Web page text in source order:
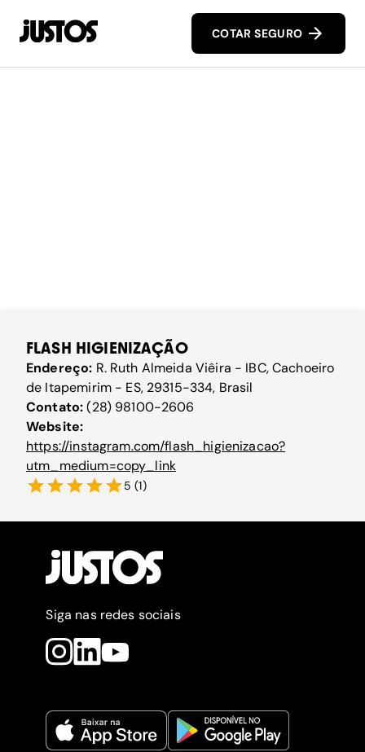
COTAR SEGURO
FLASH HIGIENIZAÇÃO
Endereço: R. Ruth Almeida Viêira - IBC, Cachoeiro
de Itapemirim - ES, 29315-334, Brasil
Contato:(28) 98100-2606
Website:
https://instagram.com/flash_higienizacao?
utm_medium=copy_link
5 (1)
Siga nas redes sociais